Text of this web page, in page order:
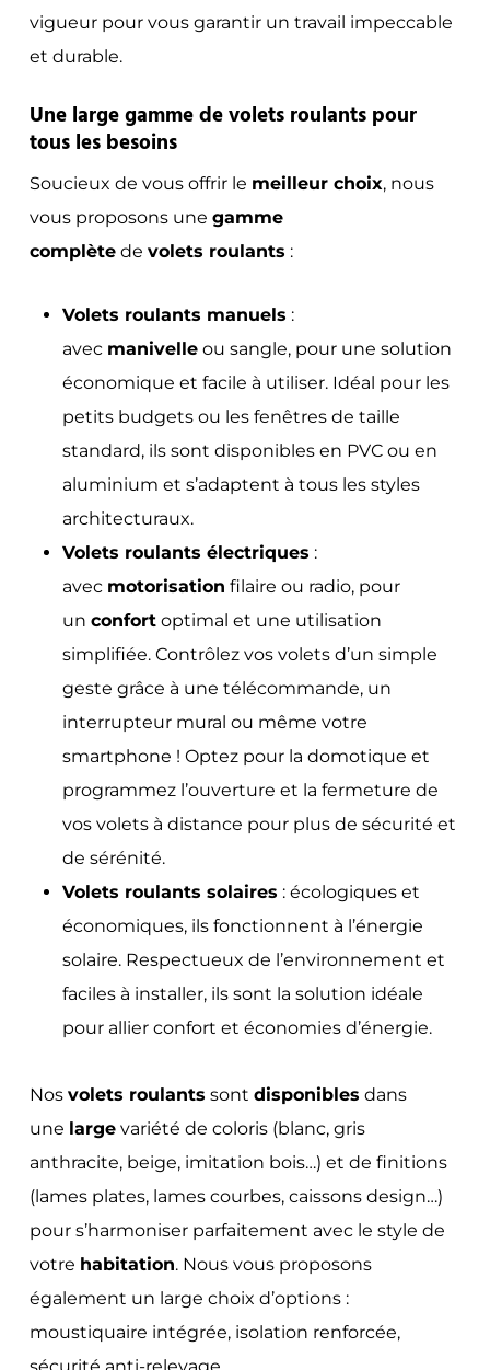
vigueur pour vous garantir un travail impeccable
et durable.
Une large gamme de volets roulants pour
tous les besoins
Soucieux de vous offrir le meilleur choix, nous
vous proposons une gamme
complètede volets roulants :
Volets roulants manuels :
avec manivelleou sangle, pour une solution
économique et facile à utiliser. Idéal pour les
petits budgets ou les fenêtres de taille
standard, ils sont disponibles en PVC ou en
aluminium et s’adaptent à tous les styles
architecturaux.
Volets roulants électriques :
avec motorisation filaire ou radio, pour
un confortoptimal et une utilisation
simplifiée. Contrôlez vos volets d’un simple
geste grâce à une télécommande, un
interrupteur mural ou même votre
smartphone ! Optez pour la domotique et
programmez l’ouverture et la fermeture de
vos volets à distance pour plus de sécurité et
de sérénité.
Volets roulants solaires : écologiques et
économiques, ils fonctionnent à l’énergie
solaire. Respectueux de l’environnement et
faciles à installer, ils sont la solution idéale
pour allier confort et économies d’énergie.
Nos volets roulants sont disponibles dans
une largevariété de coloris (blanc, gris
anthracite, beige, imitation bois…) et de finitions
(lames plates, lames courbes, caissons design…)
pour s’harmoniser parfaitement avec le style de
votre habitation. Nous vous proposons
également un large choix d’options :
moustiquaire intégrée, isolation renforcée,